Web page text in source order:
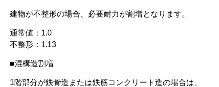
建物が不整形の場合、必要耐力が割増となります。
通常値：1.0
不整形：1.13
■混構造割増
1階部分が鉄骨造または鉄筋コンクリート造の場合は、